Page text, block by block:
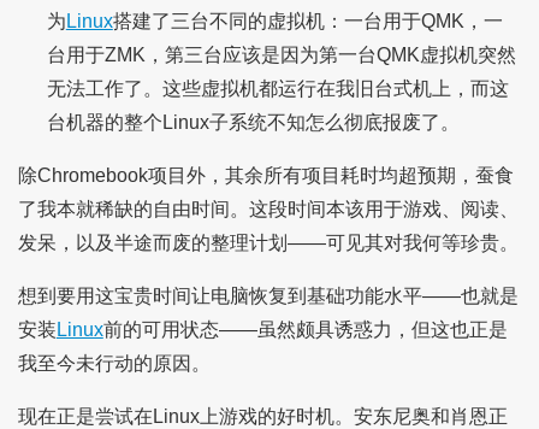
为 Linux搭建了三台不同的虚拟机：一台用于QMK，一
台用于ZMK，第三台应该是因为第一台QMK虚拟机突然
无法工作了。这些虚拟机都运行在我旧台式机上，而这
台机器的整个Linux子系统不知怎么彻底报废了。
除Chromebook项目外，其余所有项目耗时均超预期，蚕食
了我本就稀缺的自由时间。这段时间本该用于游戏、阅读、
发呆，以及半途而废的整理计划——可见其对我何等珍贵。
想到要用这宝贵时间让电脑恢复到基础功能水平——也就是
安装 Linux前的可用状态——虽然颇具诱惑力，但这也正是
我至今未行动的原因。
现在正是尝试在Linux上游戏的好时机。安东尼奥和肖恩正